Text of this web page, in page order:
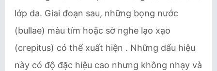
lớp da. Giai đoạn sau, những bọng nước
(bullae) màu tím hoặc sờ nghe lạo xạo
(crepitus) có thể xuất hiện . Những dấu hiệu
này có ​độ đặc hiệu cao nhưng không nhạy và